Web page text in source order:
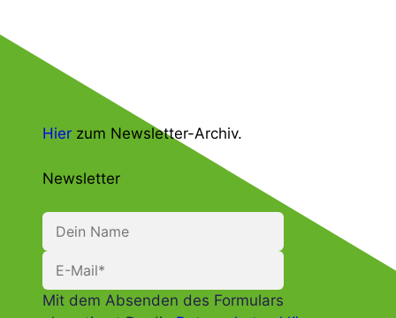
Hier zum Newsletter-Archiv.
Newsletter
Mit dem Absenden des Formulars